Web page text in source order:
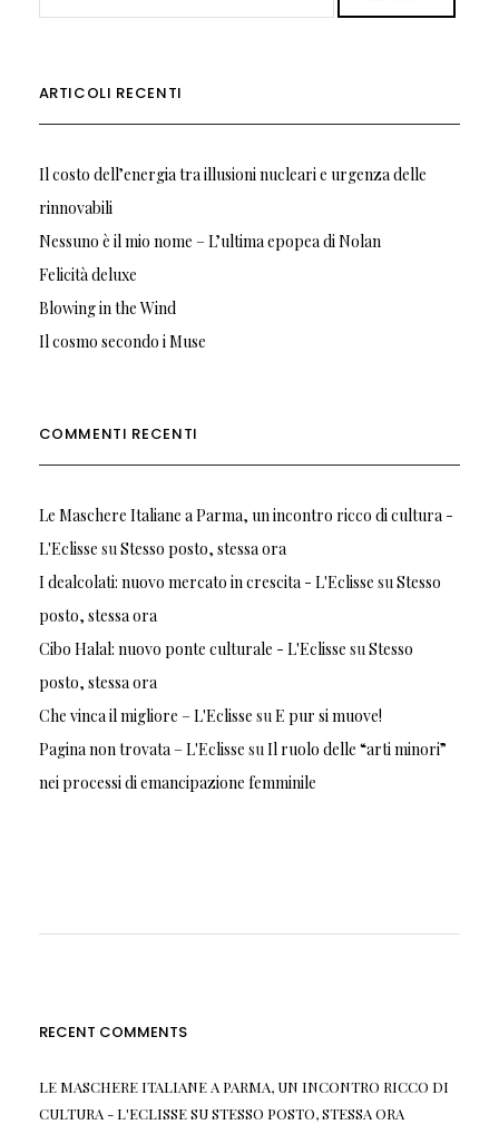
ARTICOLI RECENTI
Il costo dell’energia tra illusioni nucleari e urgenza delle
rinnovabili
Nessuno è il mio nome – L’ultima epopea di Nolan
Felicità deluxe
Blowing in the Wind
Il cosmo secondo i Muse
COMMENTI RECENTI
Le Maschere Italiane a Parma, un incontro ricco di cultura -
L'Eclisse suStesso posto, stessa ora
I dealcolati: nuovo mercato in crescita - L'Eclisse suStesso
posto, stessa ora
Cibo Halal: nuovo ponte culturale - L'Eclisse suStesso
posto, stessa ora
Che vinca il migliore – L'Eclisse suE pur si muove!
Pagina non trovata – L'Eclisse suIl ruolo delle “arti minori”
nei processi di emancipazione femminile
RECENT COMMENTS
LE MASCHERE ITALIANE A PARMA, UN INCONTRO RICCO DI
CULTURA - L'ECLISSESUSTESSO POSTO, STESSA ORA